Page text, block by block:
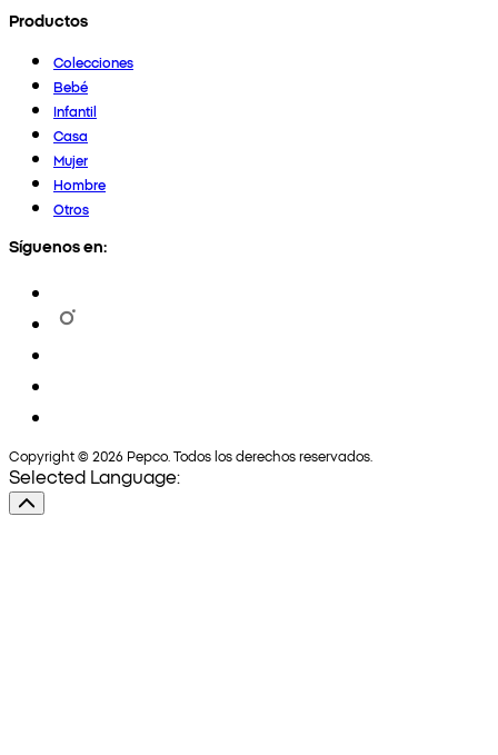
Productos
Colecciones
Bebé
Infantil
Casa
Mujer
Hombre
Otros
Síguenos en:
Copyright © 2026 Pepco. Todos los derechos reservados.
Selected Language: